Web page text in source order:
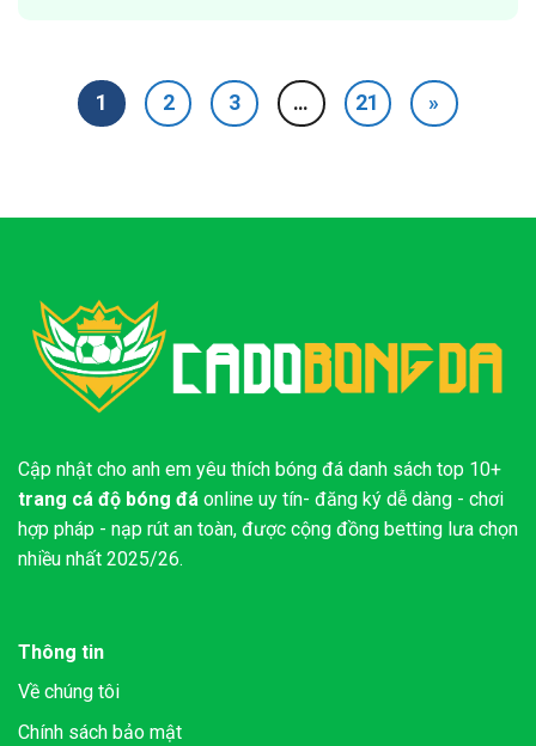
1 2 3 … 21 »
Cập nhật cho anh em yêu thích bóng đá danh sách top 10+
trang cá độ bóng đá online uy tín- đăng ký dễ dàng - chơi
hợp pháp - nạp rút an toàn, được cộng đồng betting lưa chọn
nhiều nhất 2025/26.
Thông tin
Về chúng tôi
Chính sách bảo mật